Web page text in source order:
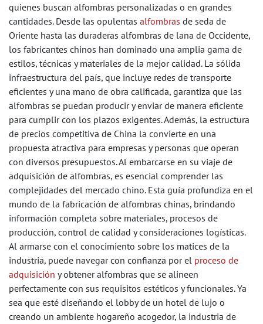
quienes buscan alfombras personalizadas o en grandes
cantidades. Desde las opulentas alfombras de seda de
Oriente hasta las duraderas alfombras de lana de Occidente,
los fabricantes chinos han dominado una amplia gama de
estilos, técnicas y materiales de la mejor calidad. La sólida
infraestructura del país, que incluye redes de transporte
eficientes y una mano de obra calificada, garantiza que las
alfombras se puedan producir y enviar de manera eficiente
para cumplir con los plazos exigentes. Además, la estructura
de precios competitiva de China la convierte en una
propuesta atractiva para empresas y personas que operan
con diversos presupuestos. Al embarcarse en su viaje de
adquisición de alfombras, es esencial comprender las
complejidades del mercado chino. Esta guía profundiza en el
mundo de la fabricación de alfombras chinas, brindando
información completa sobre materiales, procesos de
producción, control de calidad y consideraciones logísticas.
Al armarse con el conocimiento sobre los matices de la
industria, puede navegar con confianza por el proceso de
adquisición y obtener alfombras que se alineen
perfectamente con sus requisitos estéticos y funcionales. Ya
sea que esté diseñando el lobby de un hotel de lujo o
creando un ambiente hogareño acogedor, la industria de